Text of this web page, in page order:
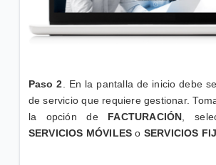
Paso 2 . En la pantalla de inicio debe
de servicio que requiere gestionar.
la opción de FACTURACIÓN ,
SERVICIOS MÓVILES o SERVICIOS